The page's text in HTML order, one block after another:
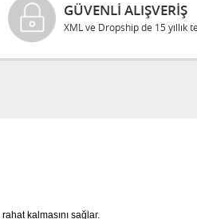
GÜVENLI ALIŞVERIŞ
XML ve Dropship de 15 yıllık
kalmasını sağlar.